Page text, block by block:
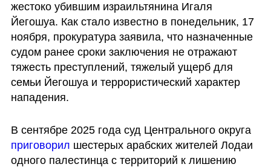
жестоко убившим израильтянина Игаля
Йегошуа. Как стало известно в понедельник, 17
ноября, прокуратура заявила, что назначенные
судом ранее сроки заключения не отражают
тяжесть преступлений, тяжелый ущерб для
семьи Йегошуа и террористический характер
нападения.
В сентябре 2025 года суд Центрального округа
приговорил шестерых арабских жителей Лодаи
одного палестинца с территорий к лишению